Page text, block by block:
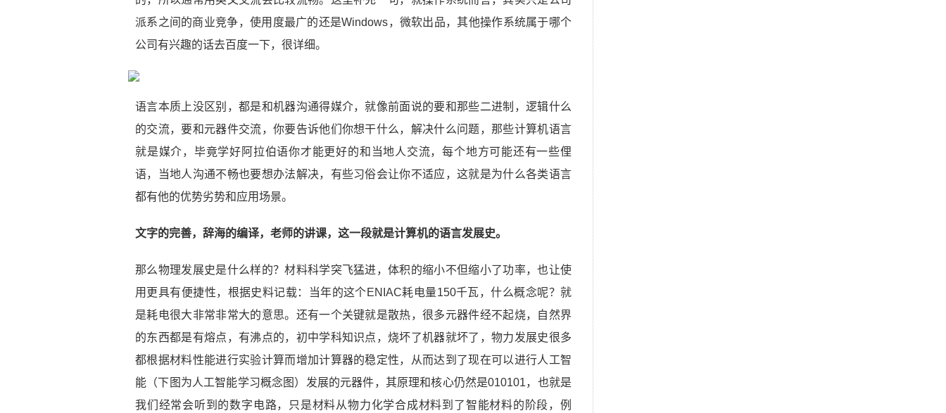
派系之间的商业竞争，使用度最广的还是Windows，微软出品，其他操作系统属于哪个
公司有兴趣的话去百度一下，很详细。
语言本质上没区别，都是和机器沟通得媒介，就像前面说的要和那些二进制，逻辑什么
的交流，要和元器件交流，你要告诉他们你想干什么，解决什么问题，那些计算机语言
就是媒介，毕竟学好阿拉伯语你才能更好的和当地人交流，每个地方可能还有一些俚
语，当地人沟通不畅也要想办法解决，有些习俗会让你不适应，这就是为什么各类语言
都有他的优势劣势和应用场景。
文字的完善，辞海的编译，老师的讲课，这一段就是计算机的语言发展史。
那么物理发展史是什么样的？材料科学突飞猛进，体积的缩小不但缩小了功率，也让使
用更具有便捷性，根据史料记载：当年的这个ENIAC耗电量150千瓦，什么概念呢？就
是耗电很大非常非常大的意思。还有一个关键就是散热，很多元器件经不起烧，自然界
的东西都是有熔点，有沸点的，初中学科知识点，烧坏了机器就坏了，物力发展史很多
都根据材料性能进行实验计算而增加计算器的稳定性，从而达到了现在可以进行人工智
能（下图为人工智能学习概念图）发展的元器件，其原理和核心仍然是010101，也就是
我们经常会听到的数字电路，只是材料从物力化学合成材料到了智能材料的阶段，例